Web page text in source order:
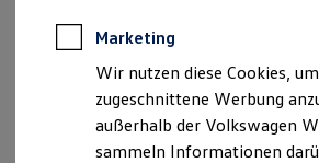
Elektroautos
ID. Tutorials
Elektrofahrzeugkonzepte
Reichweite
Reichweite der ID.
Reichweite im Winter
Verantwortlich für die Inhalte auf dieser
Heinz Rakel GmbH (Impressum & Rechtliches
Marketing
Wir nutzen diese Cookies,
zugeschnittene Werbung
außerhalb der Volkswagen
sammeln Informationen